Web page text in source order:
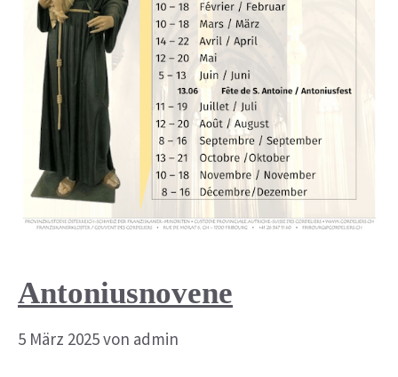
Antoniusnovene
5 März 2025von admin